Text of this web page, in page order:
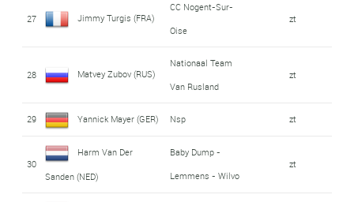
27 Jimmy Turgis (FRA)
CC Nogent-Sur-
Oise
zt
28 Matvey Zubov (RUS)
Nationaal Team
Van Rusland
zt
29 Yannick Mayer (GER) Nsp zt
30
Harm Van Der
Sanden (NED)
Baby Dump -
Lemmens - Wilvo
zt